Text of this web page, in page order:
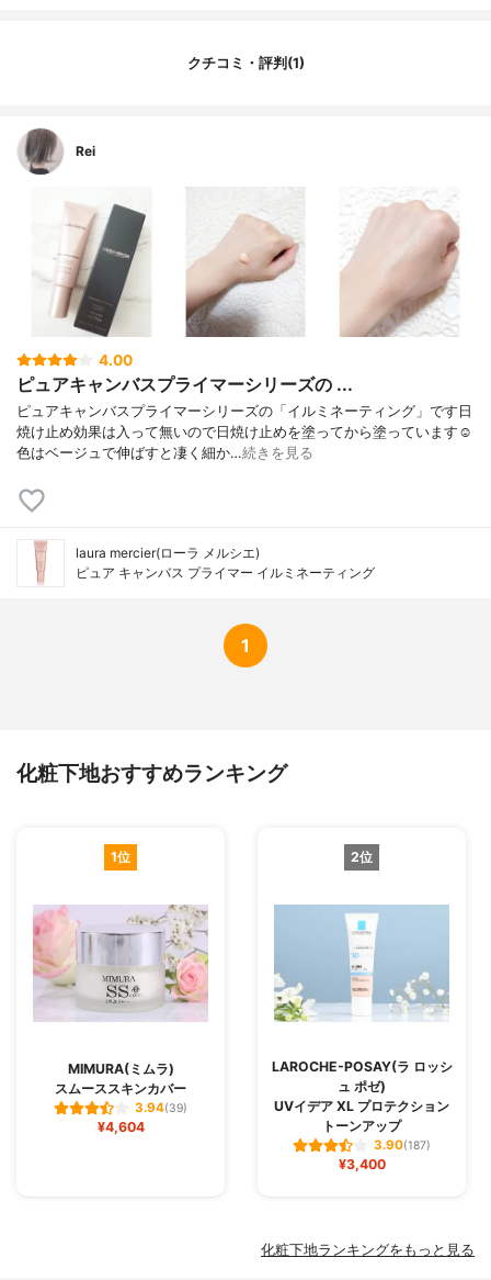
ー、セテス－２０、１，２－ヘキサンジオ
ス、トロポロン、ＢＧ、プランクトンエキ
ス、酸化チタン、酸化鉄
クチコミ・評判(1)
Rei
4.00
ピュアキャンバスプライマーシリーズの ...
ピュアキャンバスプライマーシリーズの「イルミネーティング」です日
焼け止め効果は入って無いので日焼け止めを塗ってから塗っています☺️
色はベージュで伸ばすと凄く細か…続きを見る
laura mercier(ローラ メルシエ)
ピュア キャンバス プライマー イルミネーティング
1
化粧下地おすすめランキング
1位
MIMURA(ミムラ)
スムーススキンカバー
3.94(39)
¥4,604
2位
LAROCHE-POSAY(ラ ロッシ
ュ ポゼ)
UVイデア XL プロテクション
トーンアップ
3.90(187)
¥3,400
化粧下地ランキングをもっと見る